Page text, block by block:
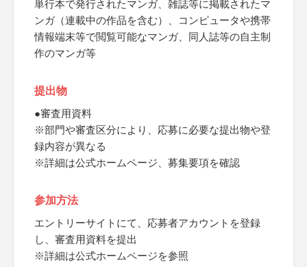
単行本で発行されたマンガ、雑誌等に掲載されたマ
ンガ（連載中の作品を含む）、コンピュータや携帯
情報端末等で閲覧可能なマンガ、同人誌等の自主制
作のマンガ等
提出物
●審査用資料
※部門や審査区分により、応募に必要な提出物や登
録内容が異なる
※詳細は公式ホームページ、募集要項を確認
参加方法
エントリーサイトにて、応募者アカウントを登録
し、審査用資料を提出
※詳細は公式ホームページを参照